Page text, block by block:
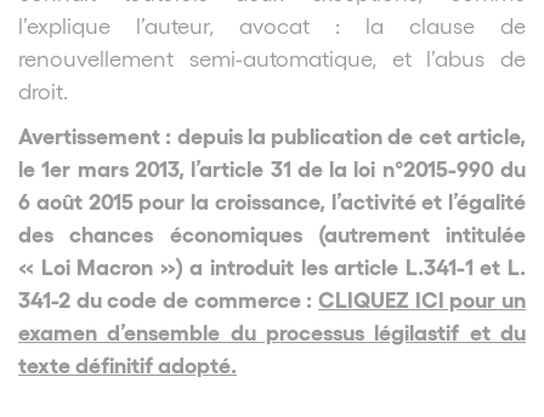
l’explique l’auteur, avocat : la clause de
renouvellement semi-automatique, et l’abus de
droit.
Avertissement : depuis la publication de cet article,
le 1er mars 2013, l’article 31 de la loi n°2015-990 du
6 août 2015 pour la croissance, l’activité et l’égalité
des chances économiques (autrement intitulée
« Loi Macron ») a introduit les article L.341-1 et L.
341-2 du code de commerce : CLIQUEZ ICI pour un
examen d’ensemble du processus légilastif et du
texte définitif adopté.